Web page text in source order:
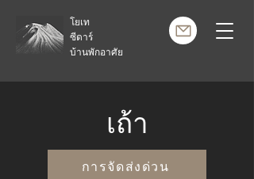
โยเท
ซีดาร์
บ้านพักอาศัย
เถ้า
การจัดส่งด่วน